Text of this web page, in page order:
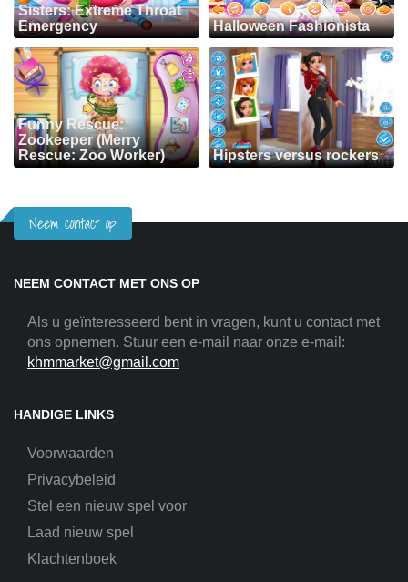
Sisters: Extreme Throat
Emergency
Halloween Fashionista
Funny Rescue:
Zookeeper (Merry
Rescue: Zoo Worker)
Hipsters versus rockers
Neem contact op
NEEM CONTACT MET ONS OP
Als u geïnteresseerd bent in vragen, kunt u contact met
ons opnemen. Stuur een e-mail naar onze e-mail:
khmmarket@gmail.com
HANDIGE LINKS
Voorwaarden
Privacybeleid
Stel een nieuw spel voor
Laad nieuw spel
Klachtenboek